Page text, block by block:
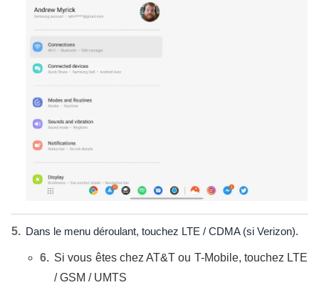
Dans le menu déroulant, touchez LTE / CDMA (si Verizon).
Si vous êtes chez AT&T ou T-Mobile, touchez LTE
/ GSM / UMTS